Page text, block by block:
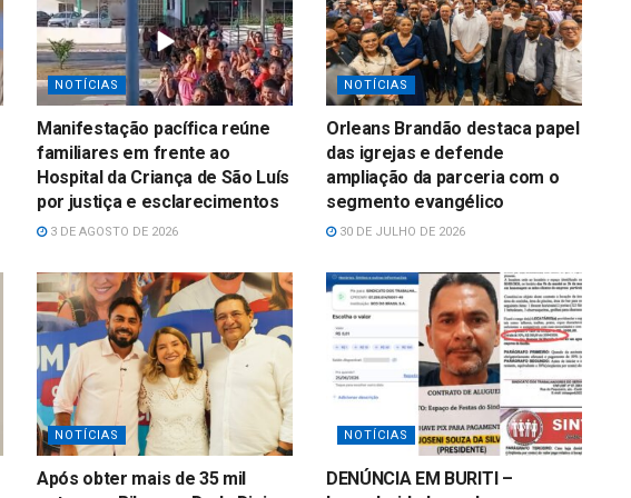
NOTÍCIAS
Manifestação pacífica reúne
familiares em frente ao
Hospital da Criança de São Luís
por justiça e esclarecimentos
3 DE AGOSTO DE 2026
NOTÍCIAS
Orleans Brandão destaca papel
das igrejas e defende
ampliação da parceria com o
segmento evangélico
30 DE JULHO DE 2026
NOTÍCIAS
Após obter mais de 35 mil
NOTÍCIAS
DENÚNCIA EM BURITI –